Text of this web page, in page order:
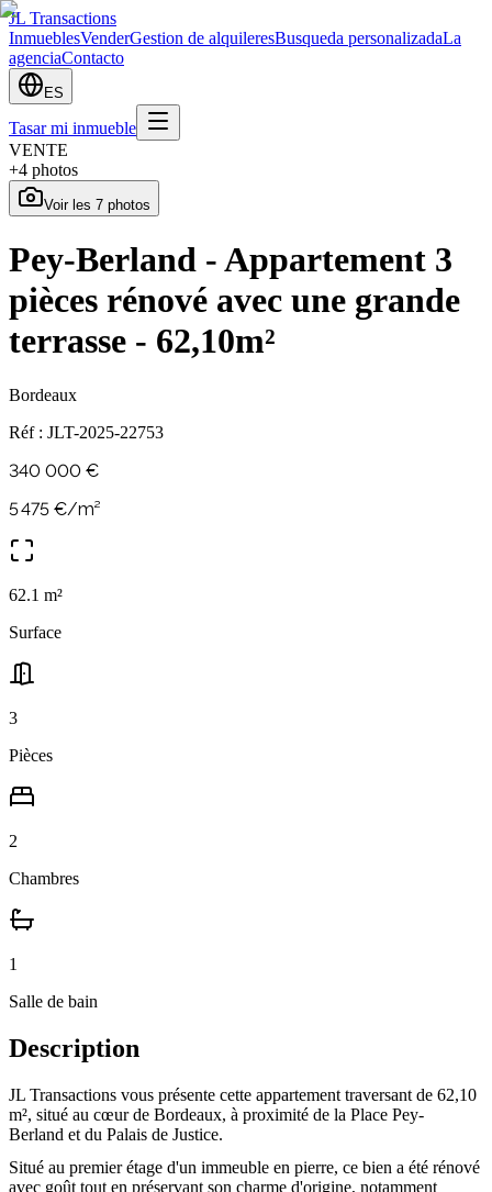
JL Transactions
InmueblesVenderGestion de alquileresBusqueda personalizadaLa
agenciaContacto
ES
Tasar mi inmueble
VENTE
+4 photos
Voir les 7 photos
Pey-Berland - Appartement 3
pièces rénové avec une grande
terrasse - 62,10m²
Bordeaux
Réf : JLT-2025-22753
340 000 €
5 475 €/m²
62.1 m²
Surface
3
Pièces
2
Chambres
1
Salle de bain
Description
JL Transactions vous présente cette appartement traversant de 62,10
m², situé au cœur de Bordeaux, à proximité de la Place Pey-
Berland et du Palais de Justice.
Situé au premier étage d'un immeuble en pierre, ce bien a été rénové
avec goût tout en préservant son charme d'origine, notamment